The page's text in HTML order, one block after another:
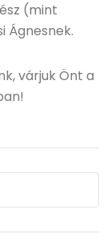
(mint
Ágnesnek.
várjuk Önt a